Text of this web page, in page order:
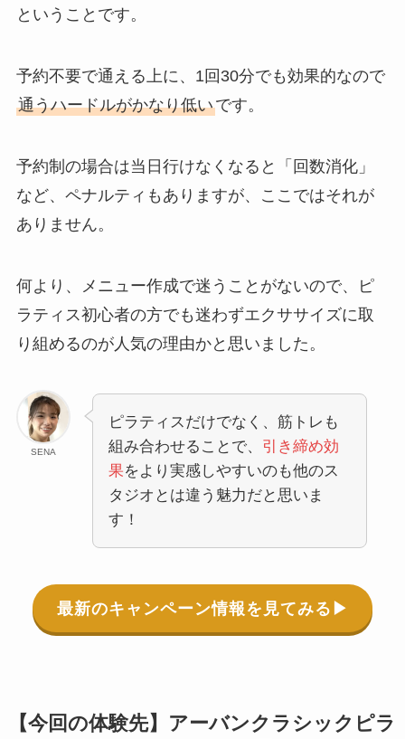
ということです。
予約不要で通える上に、1回30分でも効果的なので
通うハードルがかなり低いです。
予約制の場合は当日行けなくなると「回数消化」
など、ペナルティもありますが、ここではそれが
ありません。
何より、メニュー作成で迷うことがないので、ピ
ラティス初心者の方でも迷わずエクササイズに取
り組めるのが人気の理由かと思いました。
SENA
ピラティスだけでなく、筋トレも
組み合わせることで、 引き締め効
果をより実感しやすいのも他のス
タジオとは違う魅力だと思いま
す！
最新のキャンペーン情報を見てみる▶︎
【今回の体験先】アーバンクラシックピラ